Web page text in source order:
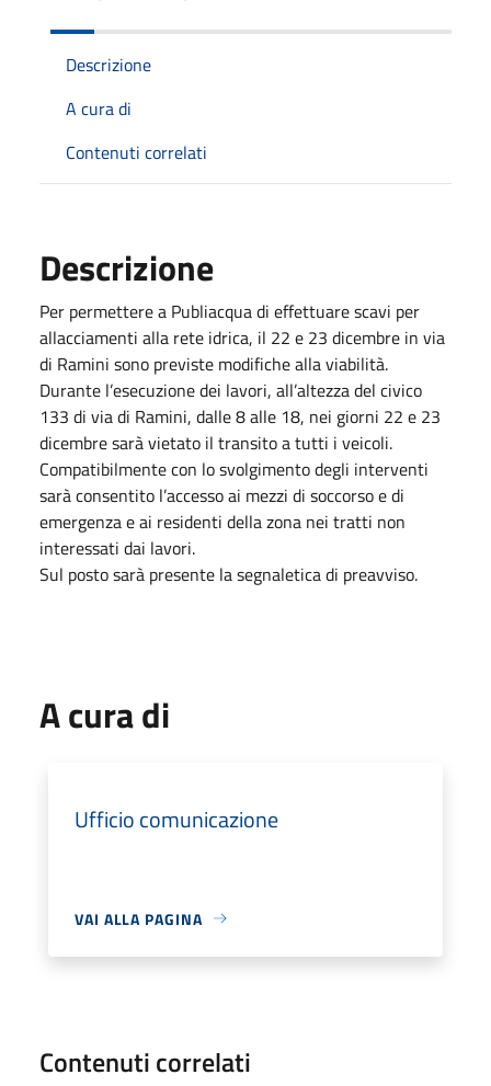
Descrizione
A cura di
Contenuti correlati
Descrizione
Per permettere a Publiacqua di effettuare scavi per
allacciamenti alla rete idrica, il 22 e 23 dicembre in via
di Ramini sono previste modifiche alla viabilità.
Durante l’esecuzione dei lavori, all’altezza del civico
133 di via di Ramini, dalle 8 alle 18, nei giorni 22 e 23
dicembre sarà vietato il transito a tutti i veicoli.
Compatibilmente con lo svolgimento degli interventi
sarà consentito l’accesso ai mezzi di soccorso e di
emergenza e ai residenti della zona nei tratti non
interessati dai lavori.
Sul posto sarà presente la segnaletica di preavviso.
A cura di
Ufficio comunicazione
VAI ALLA PAGINA
Contenuti correlati